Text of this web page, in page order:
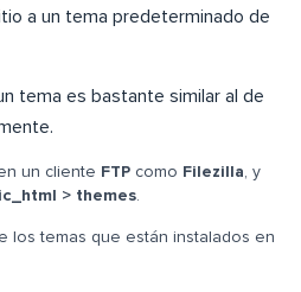
a un tema predeterminado de
tema es bastante similar al de
un cliente FTP como Filezilla, y
> themes.
los temas que están instalados en